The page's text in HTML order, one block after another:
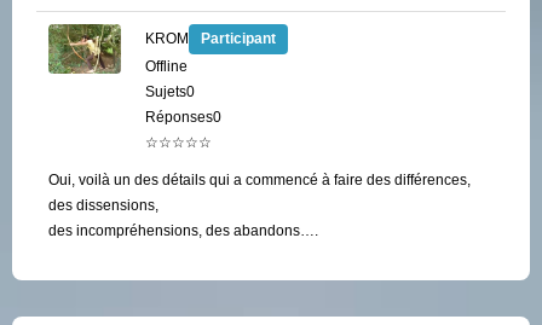
KROM
Participant
Offline
Sujets0
Réponses0
☆☆☆☆☆
Oui, voilà un des détails qui a commencé à faire des différences,
des dissensions,
des incompréhensions, des abandons….